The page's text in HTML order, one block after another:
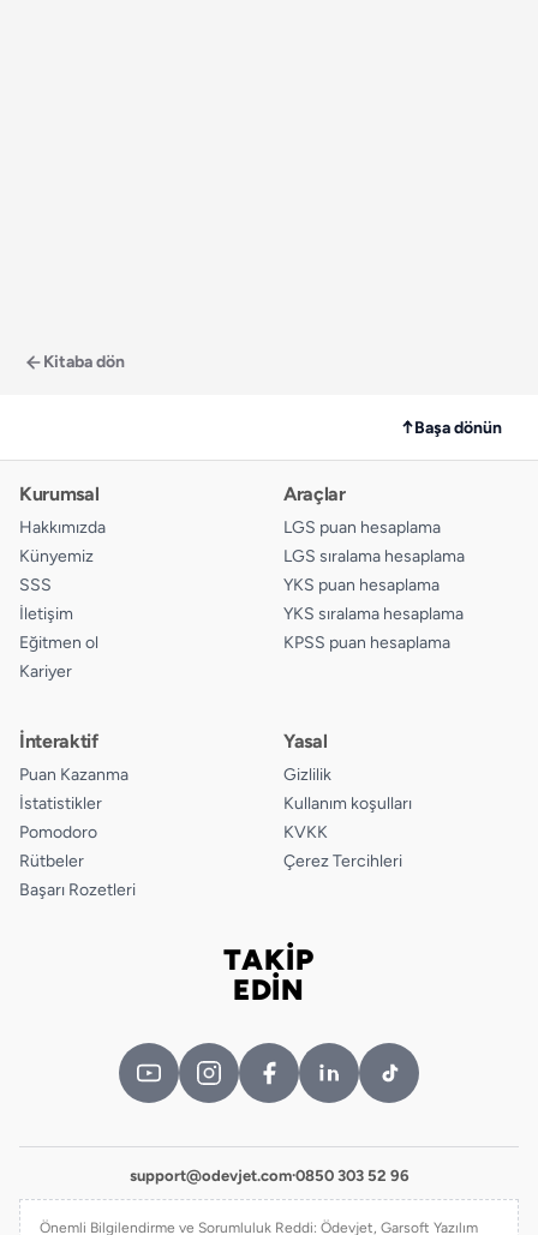
Kitaba dön
↑Başa dönün
Kurumsal
Hakkımızda
Künyemiz
SSS
İletişim
Eğitmen ol
Kariyer
Araçlar
LGS puan hesaplama
LGS sıralama hesaplama
YKS puan hesaplama
YKS sıralama hesaplama
KPSS puan hesaplama
İnteraktif
Puan Kazanma
İstatistikler
Pomodoro
Rütbeler
Başarı Rozetleri
Yasal
Gizlilik
Kullanım koşulları
KVKK
Çerez Tercihleri
TAKİP
EDİN
support@odevjet.com·0850 303 52 96
Önemli Bilgilendirme ve Sorumluluk Reddi: Ödevjet, Garsoft Yazılım